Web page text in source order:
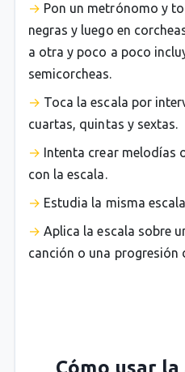
Pon un metrónomo y
negras y luego en
a otra y poco a poco
semicorcheas.
Toca la escala por
cuartas, quintas y sextas.
Intenta crear melodías
con la escala.
Estudia la misma
Aplica la escala sobre
canción o una progresión
Cómo usar